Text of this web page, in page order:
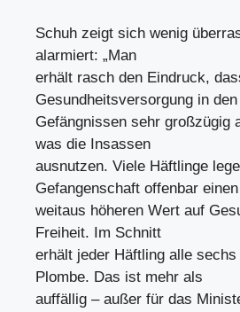
Schuh zeigt sich wenig
alarmiert: „Man
erhält rasch den Eindruck,
Gesundheitsversorgung in den
Gefängnissen sehr großzügig
was die Insassen
ausnutzen. Viele Häftlinge
Gefangenschaft offenbar einen
weitaus höheren Wert auf
Freiheit. Im Schnitt
erhält jeder Häftling alle sechs
Plombe. Das ist mehr als
auffällig – außer für das